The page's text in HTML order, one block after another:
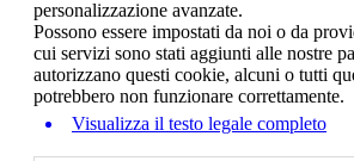
personalizzazione avanzate.
Possono essere impostati da noi o da
cui servizi sono stati aggiunti alle nostre
autorizzano questi cookie, alcuni o tutti
potrebbero non funzionare correttamente.
Visualizza il testo legale completo